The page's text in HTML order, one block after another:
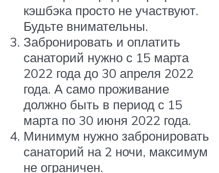
кэшбэка просто не участвуют.
Будьте внимательны.
Забронировать и оплатить
санаторий нужно с 15 марта
2022 года до 30 апреля 2022
года. А само проживание
должно быть в период с 15
марта по 30 июня 2022 года.
Минимум нужно забронировать
санаторий на 2 ночи, максимум
не ограничен.